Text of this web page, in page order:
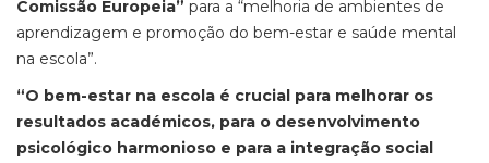
Comissão Europeia” para a “melhoria de ambientes de
aprendizagem e promoção do bem-estar e saúde mental
na escola”.
“O bem-estar na escola é crucial para melhorar os
resultados académicos, para o desenvolvimento
psicológico harmonioso e para a integração social